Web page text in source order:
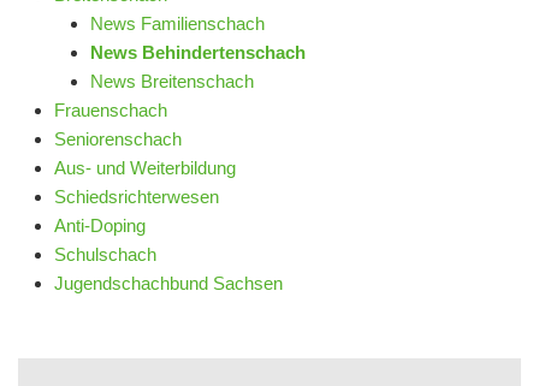
News Familienschach
News Behindertenschach
News Breitenschach
Frauenschach
Seniorenschach
Aus- und Weiterbildung
Schiedsrichterwesen
Anti-Doping
Schulschach
Jugendschachbund Sachsen